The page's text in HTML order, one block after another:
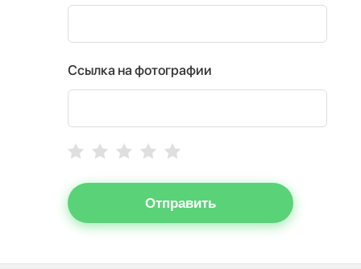
Ссылка на фотографии
Отправить